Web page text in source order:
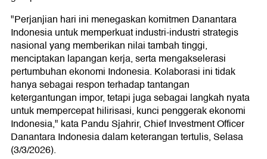
"Perjanjian hari ini menegaskan komitmen Danantara
Indonesia untuk memperkuat industri-industri strategis
nasional yang memberikan nilai tambah tinggi,
menciptakan lapangan kerja, serta mengakselerasi
pertumbuhan ekonomi Indonesia. Kolaborasi ini tidak
hanya sebagai respon terhadap tantangan
ketergantungan impor, tetapi juga sebagai langkah nyata
untuk mempercepat hilirisasi, kunci penggerak ekonomi
Indonesia," kata Pandu Sjahrir, Chief Investment Officer
Danantara Indonesia dalam keterangan tertulis, Selasa
(3/3/2026).